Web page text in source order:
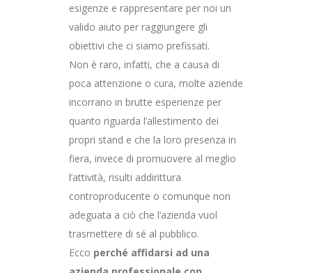
esigenze e rappresentare per noi un
valido aiuto per raggiungere gli
obiettivi che ci siamo prefissati.
Non è raro, infatti, che a causa di
poca attenzione o cura, molte aziende
incorrano in brutte esperienze per
quanto riguarda l’allestimento dei
propri stand e che la loro presenza in
fiera, invece di promuovere al meglio
l’attività, risulti addirittura
controproducente o comunque non
adeguata a ciò che l’azienda vuol
trasmettere di sé al pubblico.
Ecco perché affidarsi ad una